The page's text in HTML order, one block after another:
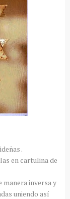
.
en cartulina de
manera inversa y
uniendo así